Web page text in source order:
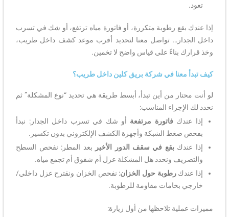
تعود.
إذا عندك بقع رطوبة متكررة، أو فاتورة مياه ترتفع، أو شك في تسرب
داخل الجدار… تواصل معنا لتحديد أقرب موعد كشف داخل طريب،
وخذ قرارك بناءً على قياس واضح لا تخمين.
كيف تبدأ معنا في شركة بريق كلين داخل طريب؟
لو أنت محتار من أين تبدأ، أبسط طريقة هي تحديد “نوع المشكلة” ثم
نحدد لك الإجراء المناسب:
إذا عندكفاتورة مرتفعة أو شك في تسرب داخل الجدار: نبدأ
بفحص ضغط الشبكة وأجهزة الكشف الإلكتروني بدون تكسير.
إذا عندكبقع في سقف الدور الأخير
بعد المطر: نفحص السطح
والتصريف ونحدد هل المشكلة عزل أم شقوق أم تجمع مياه.
إذا عندكرطوبة حول الخزان: نفحص الخزان ونقترح عزل داخلي/
خارجي بخامات مقاومة للرطوبة.
مميزات عملية تلاحظها من أول زيارة: